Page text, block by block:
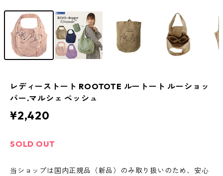
レディーストート ROOTOTE ルートート ルーショッ
パー.マルシェ ペッシュ
¥2,420
SOLD OUT
当ショップは国内正規品（新品）のみ取り扱いのため、安心